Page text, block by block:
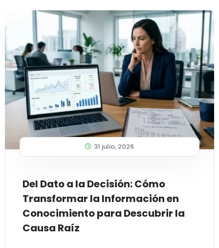
31 julio, 2026
Del Dato a la Decisión: Cómo
Transformar la Información en
Conocimiento para Descubrir la
Causa Raíz